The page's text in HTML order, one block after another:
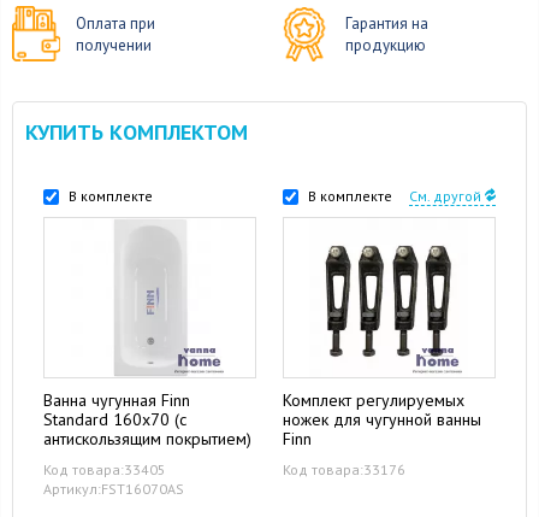
Оплата при
получении
Гарантия на
продукцию
КУПИТЬ КОМПЛЕКТОМ
В комплекте
Ванна чугунная Finn
Standard 160x70 (с
антискользящим покрытием)
Код товара:33405
Артикул:FST16070AS
В комплекте См. другой
Комплект регулируемых
ножек для чугунной ванны
Finn
Код товара:33176